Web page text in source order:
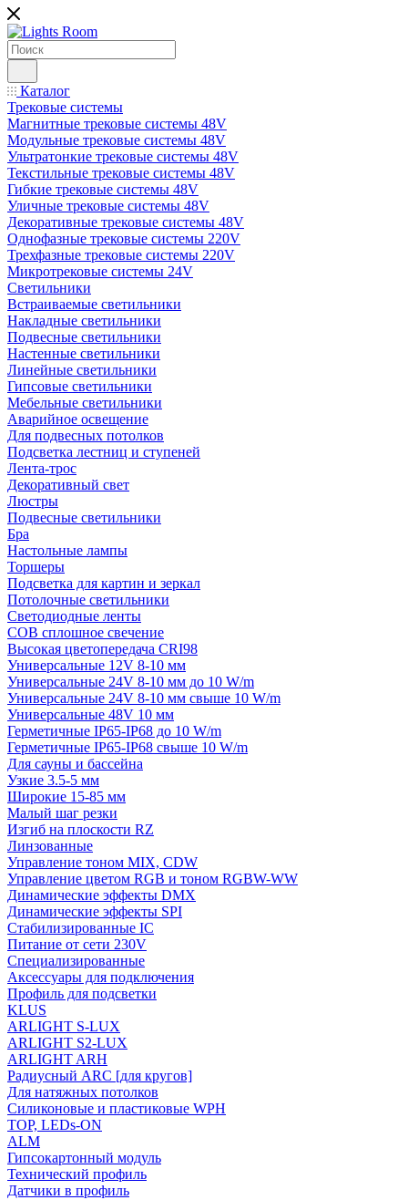
Каталог
Трековые системы
Магнитные трековые системы 48V
Модульные трековые системы 48V
Ультратонкие трековые системы 48V
Текстильные трековые системы 48V
Гибкие трековые системы 48V
Уличные трековые системы 48V
Декоративные трековые системы 48V
Однофазные трековые системы 220V
Трехфазные трековые системы 220V
Микротрековые системы 24V
Светильники
Встраиваемые светильники
Накладные светильники
Подвесные светильники
Настенные светильники
Линейные светильники
Гипсовые светильники
Мебельные светильники
Аварийное освещение
Для подвесных потолков
Подсветка лестниц и ступеней
Лента-трос
Декоративный свет
Люстры
Подвесные светильники
Бра
Настольные лампы
Торшеры
Подсветка для картин и зеркал
Потолочные светильники
Светодиодные ленты
COB сплошное свечение
Высокая цветопередача CRI98
Универсальные 12V 8-10 мм
Универсальные 24V 8-10 мм до 10 W/m
Универсальные 24V 8-10 мм свыше 10 W/m
Универсальные 48V 10 мм
Герметичные IP65-IP68 до 10 W/m
Герметичные IP65-IP68 свыше 10 W/m
Для сауны и бассейна
Узкие 3.5-5 мм
Широкие 15-85 мм
Малый шаг резки
Изгиб на плоскости RZ
Линзованные
Управление тоном MIX, CDW
Управление цветом RGB и тоном RGBW-WW
Динамические эффекты DMX
Динамические эффекты SPI
Стабилизированные IC
Питание от сети 230V
Специализированные
Аксессуары для подключения
Профиль для подсветки
KLUS
ARLIGHT S-LUX
ARLIGHT S2-LUX
ARLIGHT ARH
Радиусный ARC [для кругов]
Для натяжных потолков
Силиконовые и пластиковые WPH
TOP, LEDs-ON
ALM
Гипсокартонный модуль
Технический профиль
Датчики в профиль